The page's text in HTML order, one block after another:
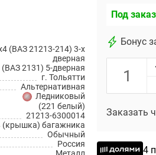
(ВАЗ 21213-214) 3-х
дверная
2131) 5-дверная
г. Тольятти
Альтернативная
Ледниковый
(221 белый)
21213-6300014
(крышка) багажника
Обычный
Россия
Под
Бонус
Заказать
4